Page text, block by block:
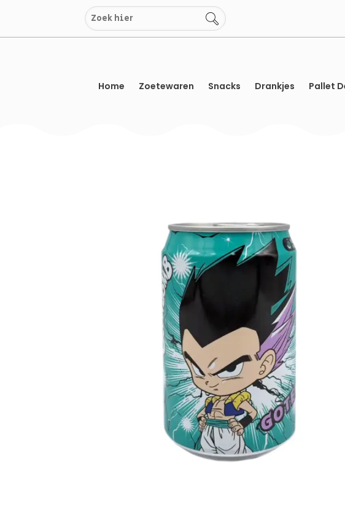
inhoud
Home Zoetewaren Snacks Drankjes Pallet